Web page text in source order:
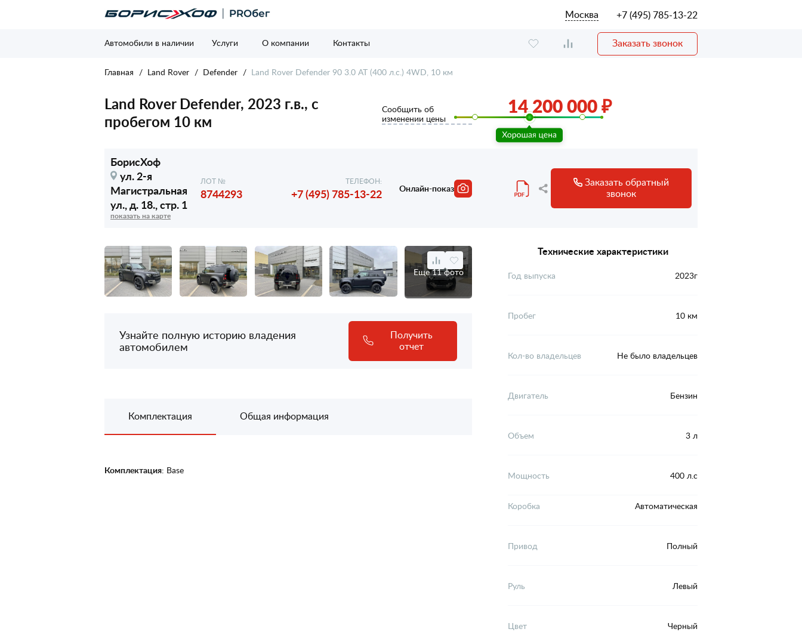
Москва +7 (495) 785-13-22
Автомобили в наличии Услуги О компании Контакты Заказать звонок
Главная Land Rover Defender Land Rover Defender 90 3.0 AT (400 л.с.) 4WD, 10 км
Land Rover Defender, 2023 г.в., с
пробегом 10 км
Сообщить об
изменении цены
14 200 000 ₽
БорисХоф
ул. 2-я
Магистральная
ул.,д. 18., стр. 1
показать на карте
ЛОТ №
8744293
ТЕЛЕФОН:
+7 (495) 785-13-22 Онлайн-показ
Заказать обратный
звонок
Еще 11 фото
Узнайте полную историю владения
автомобилем
Получить
отчет
Комплектация Общая информация
Комплектация: Base
Технические характеристики
Год выпуска 2023г
Пробег 10 км
Кол-во владельцев Не было владельцев
Двигатель Бензин
Объем 3 л
Мощность 400 л.с
Коробка Автоматическая
Привод Полный
Руль Левый
Цвет Черный